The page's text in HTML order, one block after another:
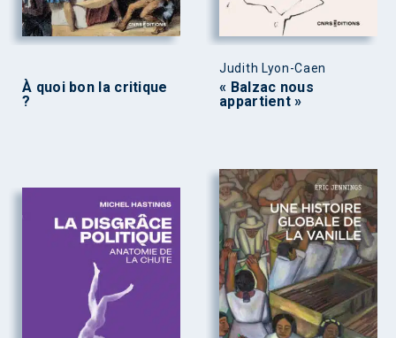
À quoi bon la critique
?
Judith Lyon-Caen
« Balzac nous
appartient »